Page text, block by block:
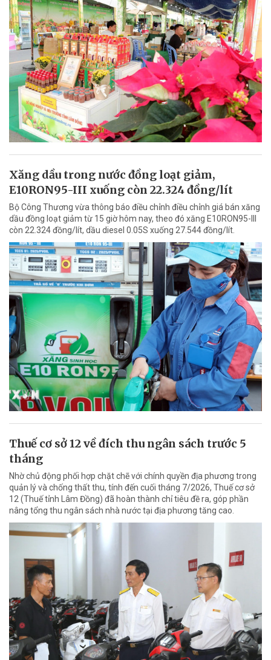
Xăng dầu trong nước đồng loạt giảm,
E10RON95-III xuống còn 22.324 đồng/lít
Bộ Công Thương vừa thông báo điều chỉnh điều chỉnh giá bán xăng
dầu đồng loạt giảm từ 15 giờ hôm nay, theo đó xăng E10RON95-III
còn 22.324 đồng/lít, dầu diesel 0.05S xuống 27.544 đồng/lít.
Thuế cơ sở 12 về đích thu ngân sách trước 5
tháng
Nhờ chủ động phối hợp chặt chẽ với chính quyền địa phương trong
quản lý và chống thất thu, tính đến cuối tháng 7/2026, Thuế cơ sở
12 (Thuế tỉnh Lâm Đồng) đã hoàn thành chỉ tiêu đề ra, góp phần
nâng tổng thu ngân sách nhà nước tại địa phương tăng cao.